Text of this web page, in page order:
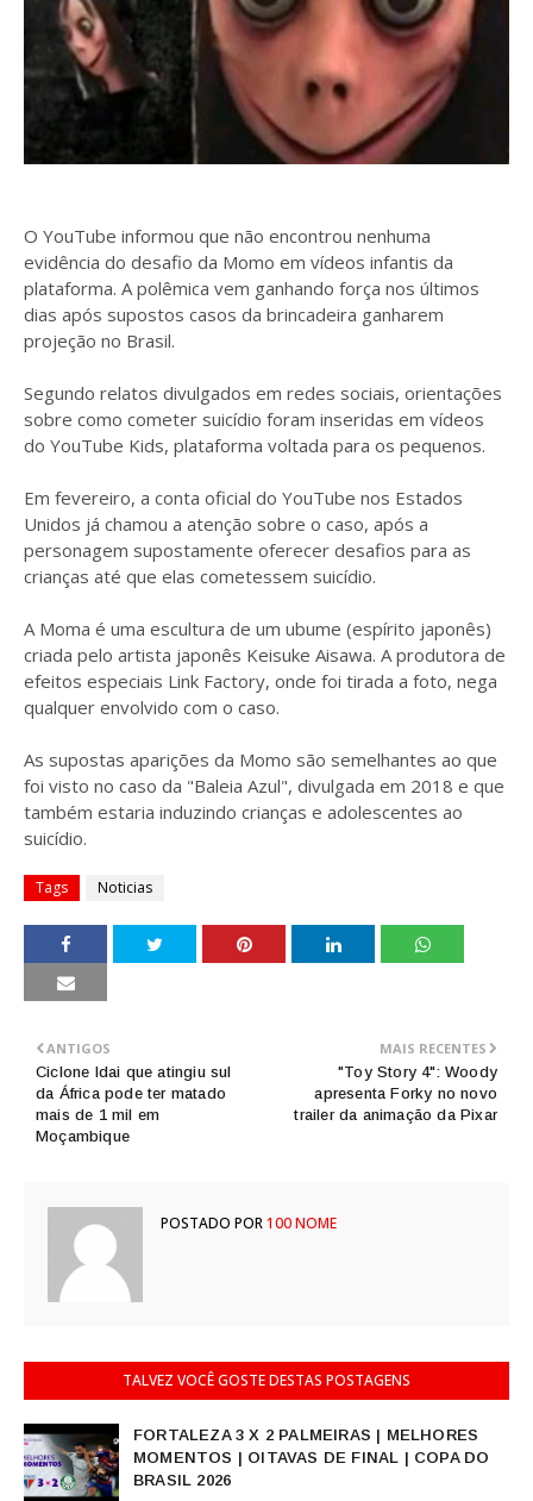
O YouTube informou que não encontrou nenhuma
evidência do desafio da Momo em vídeos infantis da
plataforma. A polêmica vem ganhando força nos últimos
dias após supostos casos da brincadeira ganharem
projeção no Brasil.
Segundo relatos divulgados em redes sociais, orientações
sobre como cometer suicídio foram inseridas em vídeos
do YouTube Kids, plataforma voltada para os pequenos.
Em fevereiro, a conta oficial do YouTube nos Estados
Unidos já chamou a atenção sobre o caso, após a
personagem supostamente oferecer desafios para as
crianças até que elas cometessem suicídio.
A Moma é uma escultura de um ubume (espírito japonês)
criada pelo artista japonês Keisuke Aisawa. A produtora de
efeitos especiais Link Factory, onde foi tirada a foto, nega
qualquer envolvido com o caso.
As supostas aparições da Momo são semelhantes ao que
foi visto no caso da "Baleia Azul", divulgada em 2018 e que
também estaria induzindo crianças e adolescentes ao
suicídio.
Tags Noticias
MAIS RECENTES
"Toy Story 4": Woody
apresenta Forky no novo
trailer da animação da Pixar
ANTIGOS
Ciclone Idai que atingiu sul
da África pode ter matado
mais de 1 mil em
Moçambique
POSTADO POR100 NOME
TALVEZ VOCÊ GOSTE DESTAS POSTAGENS
FORTALEZA 3 X 2 PALMEIRAS | MELHORES
MOMENTOS | OITAVAS DE FINAL | COPA DO
BRASIL 2026